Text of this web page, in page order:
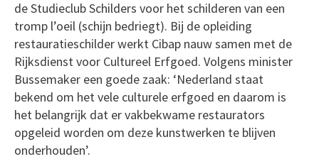
de Studieclub Schilders voor het schilderen van een
tromp l’oeil (schijn bedriegt). Bij de opleiding
restauratieschilder werkt Cibap nauw samen met de
Rijksdienst voor Cultureel Erfgoed. Volgens minister
Bussemaker een goede zaak: ‘Nederland staat
bekend om het vele culturele erfgoed en daarom is
het belangrijk dat er vakbekwame restaurators
opgeleid worden om deze kunstwerken te blijven
onderhouden’.